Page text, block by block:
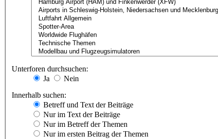
Unterforen durchsuchen:
Ja
Nein
Innerhalb suchen:
Betreff und Text der Beiträge
Nur im Text der Beiträge
Nur im Betreff der Themen
Nur im ersten Beitrag der Themen